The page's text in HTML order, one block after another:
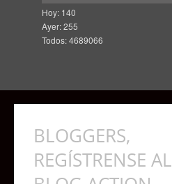
Hoy: 140
Ayer: 255
Todos: 4689066
BLOGGERS,
REGÍSTRENSE AL